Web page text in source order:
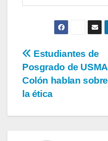
Estudiantes de
Posgrado de USMA
Colón hablan sobre
la ética